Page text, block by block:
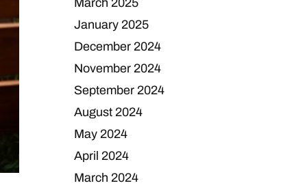
March 2025
January 2025
December 2024
November 2024
September 2024
August 2024
May 2024
April 2024
March 2024